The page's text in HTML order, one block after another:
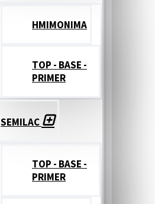
HMIMONIMA
TOP - BASE -
PRIMER
SEMILAC
TOP - BASE -
PRIMER